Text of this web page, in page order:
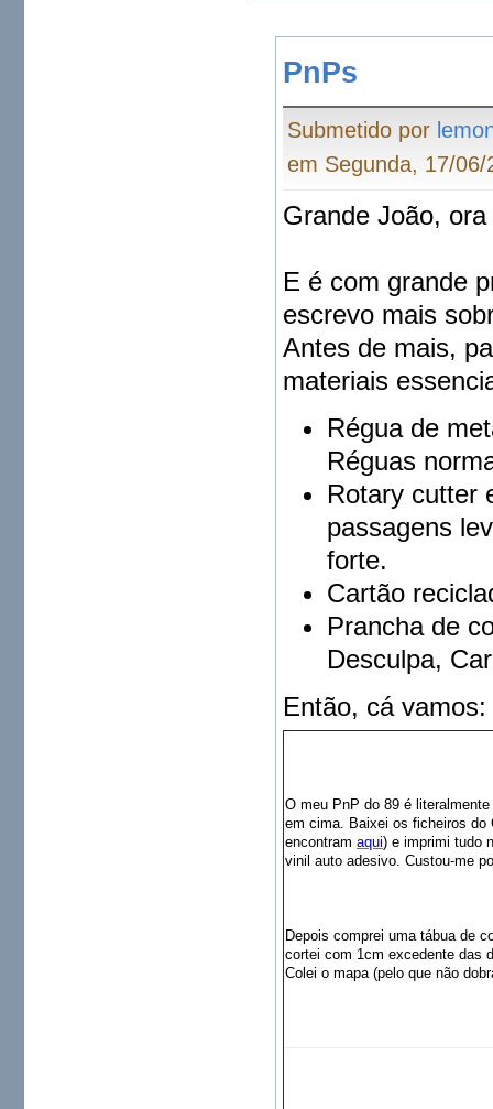
PnPs
Submetido por
em Segunda, 17/06/
Grande João,
E é com grande
escrevo mais
Antes de mais,
materiais
Régua de
Réguas
Rotary cutter
passagens
forte.
Cartão
Prancha de
Desculpa,
Então, cá vamos:
O meu PnP do 89 é
em cima. Baixei os ficheiros do
encontramaqui) e imprimi tudo
vinil auto adesivo. Custou-me
Depois comprei uma tábua de
cortei com 1cm excedente das
Colei o mapa (pelo que não